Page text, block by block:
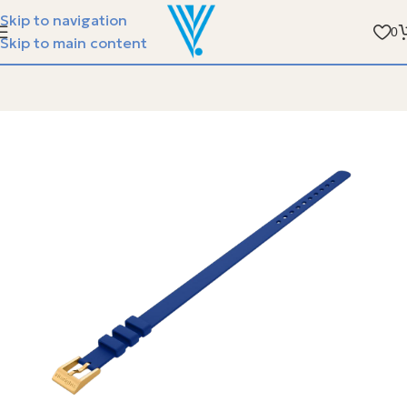
Skip to navigation
Skip to main content
الفيسبوندر ستيل مع سوارة الجلد - متوفر في
0